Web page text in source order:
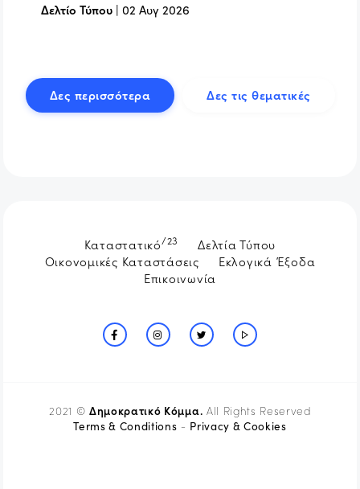
Δελτίο Τύπου |02 Αυγ 2026
Δες περισσότερα Δες τις θεματικές
Καταστατικό/23
Δελτία Τύπου
Οικονομικές Καταστάσεις
Εκλογικά Έξοδα
Επικοινωνία
2021 ©Δημοκρατικό Κόμμα. All Rights Reserved
Terms & Conditions - Privacy & Cookies